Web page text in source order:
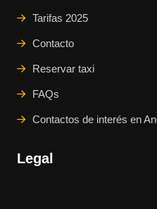
Tarifas 2025
Contacto
Reservar taxi
FAQs
Contactos de interés en
Legal